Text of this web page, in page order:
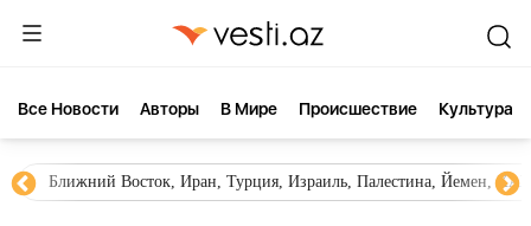
Все Новости Aвторы В Мире Происшествие Культура
Ближний Восток, Иран, Турция, Израиль, Палестина, Йемен,